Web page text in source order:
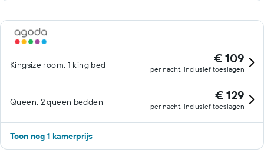
Kingsize room, 1 king bed € 109
per nacht, inclusief toeslagen
Queen, 2 queen bedden € 129
per nacht, inclusief toeslagen
Toon nog 1 kamerprijs